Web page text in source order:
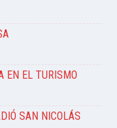
EN EL TURISMO
SAN NICOLÁS